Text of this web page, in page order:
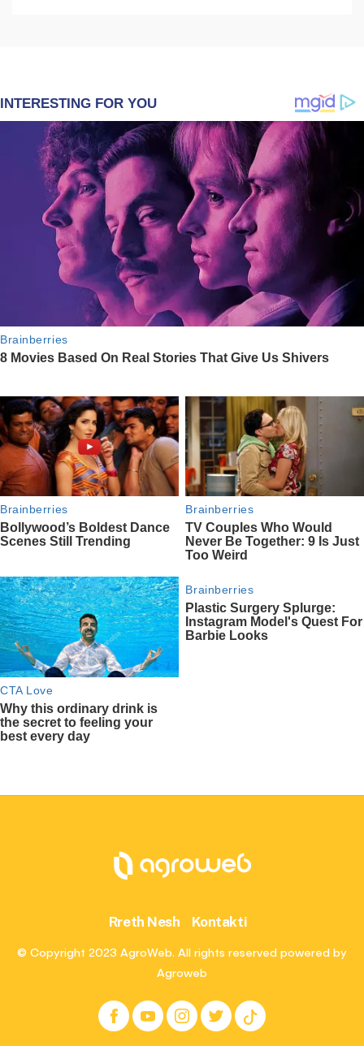
Rreth Nesh Kontakti
© Copyright 2023 AgroWeb. All rights reserved powered by
Agroweb